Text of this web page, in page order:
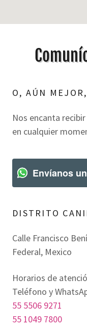
O, AÚN
Nos encanta
en cualquier
Envíanos
DISTRITO
Calle Francisco
Federal, Mexico
Horarios de
55 5506 9271
55 1049 7800